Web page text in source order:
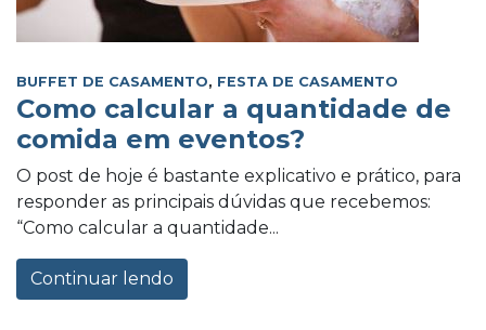
BUFFET DE CASAMENTO, FESTA DE CASAMENTO
Como calcular a quantidade de
comida em eventos?
O post de hoje é bastante explicativo e prático, para
responder as principais dúvidas que recebemos:
“Como calcular a quantidade...
Continuar lendo